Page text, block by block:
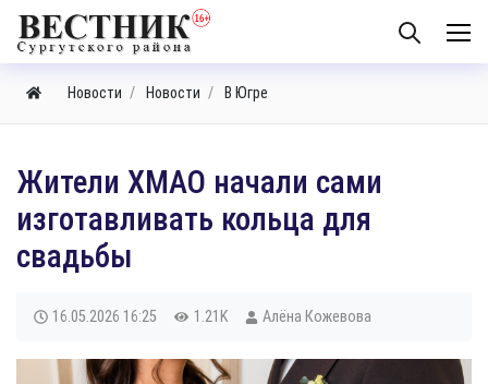
Новости Новости В Югре
Жители ХМАО начали сами
изготавливать кольца для
свадьбы
16.05.2026 16:25 1.21K Алёна Кожевова